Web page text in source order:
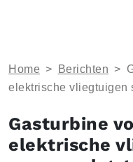
Home > Berichten >
elektrische vliegtuigen
Gasturbine
elektrische